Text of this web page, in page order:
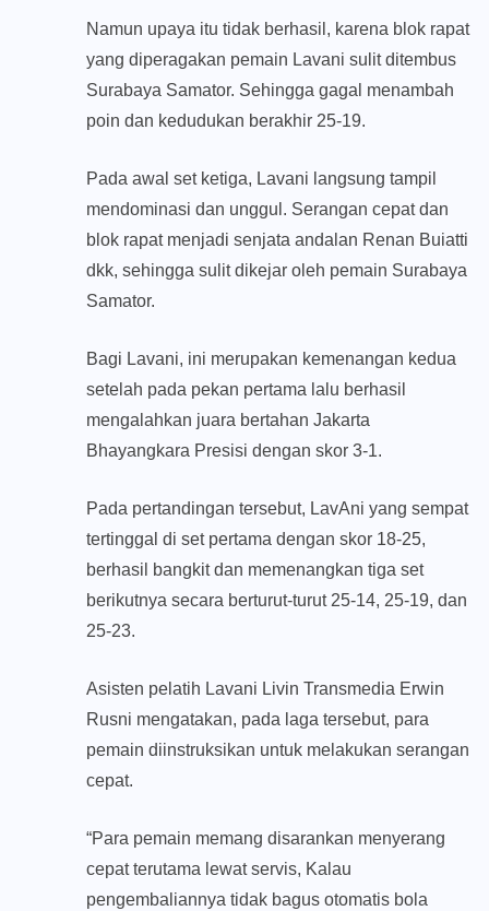
Namun upaya itu tidak berhasil, karena blok rapat
yang diperagakan pemain Lavani sulit ditembus
Surabaya Samator. Sehingga gagal menambah
poin dan kedudukan berakhir 25-19.
Pada awal set ketiga, Lavani langsung tampil
mendominasi dan unggul. Serangan cepat dan
blok rapat menjadi senjata andalan Renan Buiatti
dkk, sehingga sulit dikejar oleh pemain Surabaya
Samator.
Bagi Lavani, ini merupakan kemenangan kedua
setelah pada pekan pertama lalu berhasil
mengalahkan juara bertahan Jakarta
Bhayangkara Presisi dengan skor 3-1.
Pada pertandingan tersebut, LavAni yang sempat
tertinggal di set pertama dengan skor 18-25,
berhasil bangkit dan memenangkan tiga set
berikutnya secara berturut-turut 25-14, 25-19, dan
25-23.
Asisten pelatih Lavani Livin Transmedia Erwin
Rusni mengatakan, pada laga tersebut, para
pemain diinstruksikan untuk melakukan serangan
cepat.
“Para pemain memang disarankan menyerang
cepat terutama lewat servis, Kalau
pengembaliannya tidak bagus otomatis bola